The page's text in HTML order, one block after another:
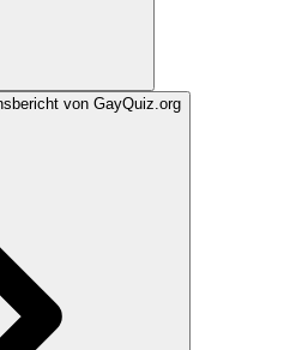
von GayQuiz.org